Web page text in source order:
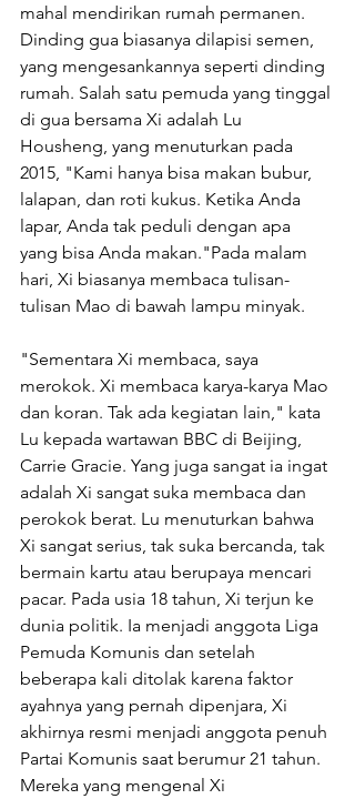
mahal mendirikan rumah permanen.
Dinding gua biasanya dilapisi semen,
yang mengesankannya seperti dinding
rumah. Salah satu pemuda yang tinggal
di gua bersama Xi adalah Lu
Housheng, yang menuturkan pada
2015, "Kami hanya bisa makan bubur,
lalapan, dan roti kukus. Ketika Anda
lapar, Anda tak peduli dengan apa
yang bisa Anda makan."Pada malam
hari, Xi biasanya membaca tulisan-
tulisan Mao di bawah lampu minyak.
"Sementara Xi membaca, saya
merokok. Xi membaca karya-karya Mao
dan koran. Tak ada kegiatan lain," kata
Lu kepada wartawan BBC di Beijing,
Carrie Gracie. Yang juga sangat ia ingat
adalah Xi sangat suka membaca dan
perokok berat. Lu menuturkan bahwa
Xi sangat serius, tak suka bercanda, tak
bermain kartu atau berupaya mencari
pacar. Pada usia 18 tahun, Xi terjun ke
dunia politik. Ia menjadi anggota Liga
Pemuda Komunis dan setelah
beberapa kali ditolak karena faktor
ayahnya yang pernah dipenjara, Xi
akhirnya resmi menjadi anggota penuh
Partai Komunis saat berumur 21 tahun.
Mereka yang mengenal Xi